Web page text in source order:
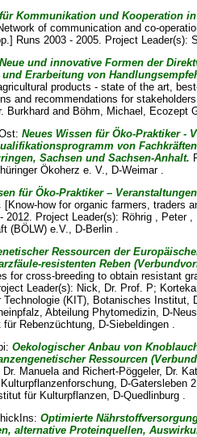
Kommunikation und Kooperation
of communication and co-
Runs 2003 - 2005. Project Leader(s):
Neue und innovative Formen der
Erarbeitung von
products - state of the art,
and recommendations for
Burkhard and Böhm, Michael , Ecozept
Ost:Neues Wissen für Öko-Praktiker -
von
Sachsen und Sachsen-Anhalt.
Ökoherz e. V., D-Weimar .
für Öko-Praktiker –
[Know-how for organic farmers, traders
2012. Project Leader(s): Röhrig , Peter ,
(BÖLW) e.V., D-Berlin .
Ressourcen der
resistenten Reben
for cross-breeding to obtain resistant
Leader(s): Nick, Dr. Prof. P;
Technologie (KIT), Botanisches Institut,
Abteilung Phytomedizin, D-
Rebenzüchtung, D-Siebeldingen .
Oekologischer Anbau von
Ressourcen
Dr. Manuelaand Richert-Pöggeler, Dr.
D-Gatersleben
für Kulturpflanzen, D-Quedlinburg .
Optimierte
alternative Proteinquellen,